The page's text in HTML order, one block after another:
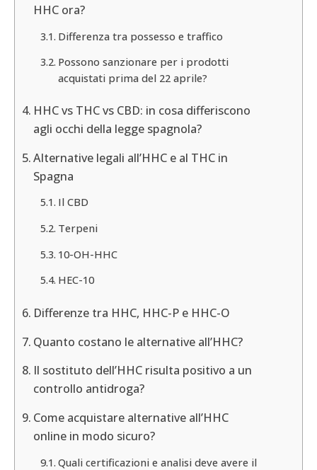
HHC ora?
Differenza tra possesso e traffico
Possono sanzionare per i prodotti
acquistati prima del 22 aprile?
HHC vs THC vs CBD: in cosa differiscono
agli occhi della legge spagnola?
Alternative legali all’HHC e al THC in
Spagna
Il CBD
Terpeni
10-OH-HHC
HEC-10
Differenze tra HHC, HHC-P e HHC-O
Quanto costano le alternative all’HHC?
Il sostituto dell’HHC risulta positivo a un
controllo antidroga?
Come acquistare alternative all’HHC
online in modo sicuro?
Quali certificazioni e analisi deve avere il